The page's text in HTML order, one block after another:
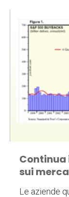
Continua
sui
Le aziende